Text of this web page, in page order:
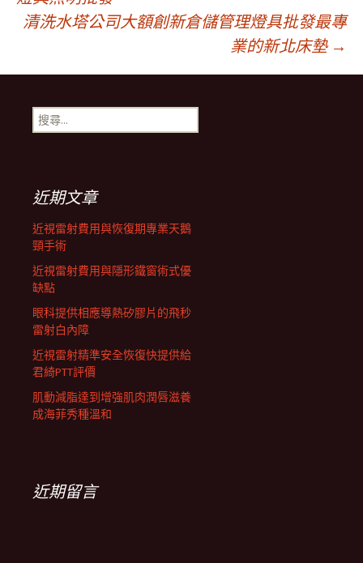
章
導
航
列
清洗水塔公司大額創新倉儲管理燈具批發最專
業的新北床墊 →
搜
尋
近期文章
近視雷射費用與恢復期專業天鵝
頸手術
近視雷射費用與隱形鐵窗術式優
缺點
眼科提供相應導熱矽膠片的飛秒
雷射白內障
近視雷射精準安全恢復快提供給
君綺PTT評價
肌動減脂達到增強肌肉潤唇滋養
成海菲秀種溫和
近期留言